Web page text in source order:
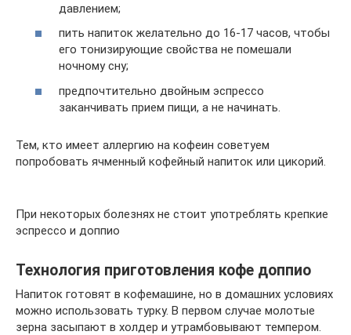
давлением;
пить напиток желательно до 16-17 часов, чтобы
его тонизирующие свойства не помешали
ночному сну;
предпочтительно двойным эспрессо
заканчивать прием пищи, а не начинать.
Тем, кто имеет аллергию на кофеин советуем
попробовать ячменный кофейный напиток или цикорий.
При некоторых болезнях не стоит употреблять крепкие
эспрессо и доппио
Технология приготовления кофе доппио
Напиток готовят в кофемашине, но в домашних условиях
можно использовать турку. В первом случае молотые
зерна засыпают в холдер и утрамбовывают темпером.